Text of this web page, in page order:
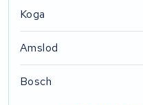
Koga
Amslod
Bosch